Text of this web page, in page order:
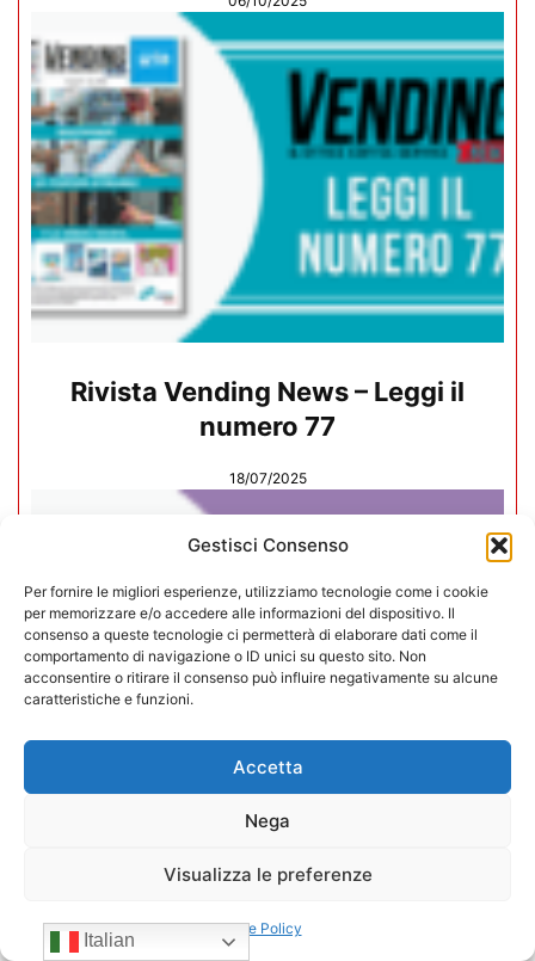
Gestisci Consenso
Per fornire le migliori esperienze, utilizziamo tecnologie come i cookie
per memorizzare e/o accedere alle informazioni del dispositivo. Il
consenso a queste tecnologie ci permetterà di elaborare dati come il
comportamento di navigazione o ID unici su questo sito. Non
acconsentire o ritirare il consenso può influire negativamente su alcune
caratteristiche e funzioni.
Accetta
Nega
Visualizza le preferenze
Cookie Policy
Rivista Vending News – Leggi il
numero 77
18/07/2025
Rivista Vending News – Leggi il
18/06/2025
Italian